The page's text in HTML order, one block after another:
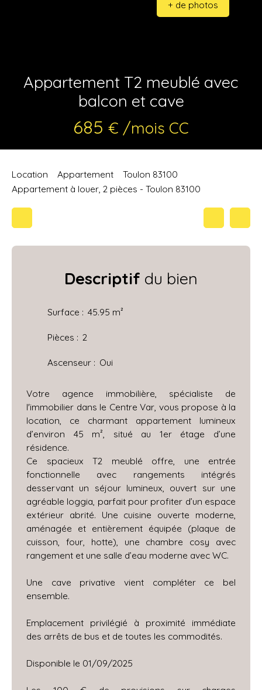
+ de photos
Appartement T2 meublé avec
balcon et cave
685 € /mois CC
Location Appartement
Toulon 83100
Appartement à louer, 2 pièces - Toulon 83100
Descriptif du bien
Surface : 45.95 m²
Pièces : 2
Ascenseur : Oui
Votre agence immobilière, spécialiste de
l'immobilier dans le Centre Var, vous propose à la
location, ce charmant appartement lumineux
d’environ 45 m², situé au 1er étage d’une
résidence.
Ce spacieux T2 meublé offre, une entrée
fonctionnelle avec rangements intégrés
desservant un séjour lumineux, ouvert sur une
agréable loggia, parfait pour profiter d’un espace
extérieur abrité. Une cuisine ouverte moderne,
aménagée et entièrement équipée (plaque de
cuisson, four, hotte), une chambre cosy avec
rangement et une salle d’eau moderne avec WC.
Une cave privative vient compléter ce bel
ensemble.
Emplacement privilégié à proximité immédiate
des arrêts de bus et de toutes les commodités.
Disponible le 01/09/2025